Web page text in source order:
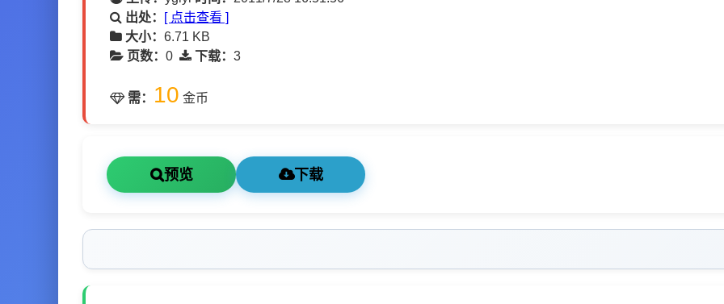
出处：
[ 点击查看 ]
大小： 6.71 KB
页数： 0 下载： 3
需： 10 金币
预览 下载